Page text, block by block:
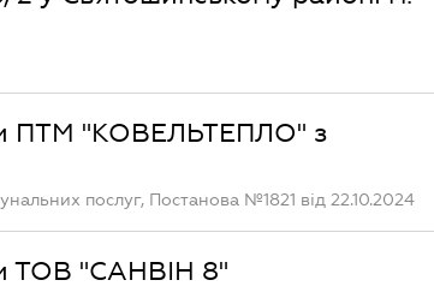
ПТМ "КОВЕЛЬТЕПЛО" з
послуг, Постанова №1821 від 22.10.2024
ТОВ "САНВІН 8"